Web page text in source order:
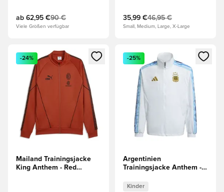
ab 62,95 €90 €
Viele Größen verfügbar
35,99 €46,95 €
Small, Medium, Large, X-Large
Öffnet ein neues Fenster zum Anmelden oder Registrieren
-24%
Mailand Trainingsjacke
King Anthem - Red
Öffnet ein neues Fenster
-25%
Argentinien
Trainingsjacke Anthem -
Kinder